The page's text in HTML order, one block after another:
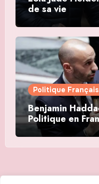
de sa vie
Politique
Benjamin
Politique en